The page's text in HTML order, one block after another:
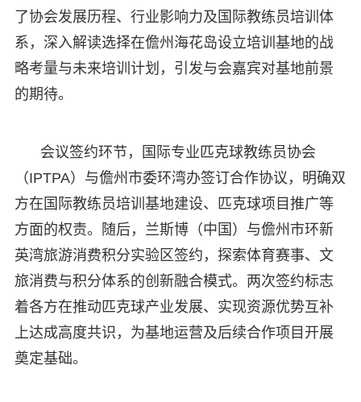
了协会发展历程、行业影响力及国际教练员培训体
系，深入解读选择在儋州海花岛设立培训基地的战
略考量与未来培训计划，引发与会嘉宾对基地前景
的期待。​
会议签约环节，国际专业匹克球教练员协会
（IPTPA）与儋州市委环湾办签订合作协议，明确双
方在国际教练员培训基地建设、匹克球项目推广等
方面的权责。随后，兰斯博（中国）与儋州市环新
英湾旅游消费积分实验区签约，探索体育赛事、文
旅消费与积分体系的创新融合模式。两次签约标志
着各方在推动匹克球产业发展、实现资源优势互补
上达成高度共识，为基地运营及后续合作项目开展
奠定基础。